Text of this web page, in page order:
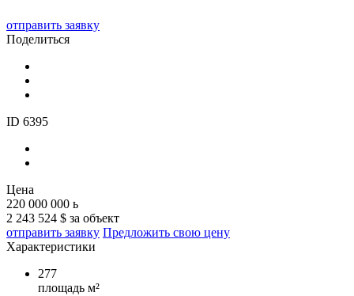
отправить заявку
Поделиться
ID 6395
Цена
220 000 000 ь
2 243 524 $ за объект
отправить заявку Предложить свою цену
Характеристики
277
площадь м²